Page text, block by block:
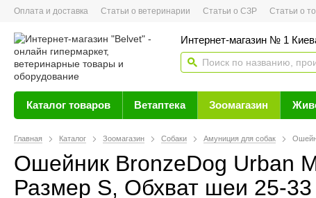
Оплата и доставка Статьи о ветеринарии Статьи о СЗР Статьи о
Интернет-магазин № 1
Каталог товаров Ветаптека Зоомагазин
Главная Каталог Зоомагазин Собаки Амуниция для собак
Ошейник BronzeDog Urban
Размер S, Обхват шеи 25-